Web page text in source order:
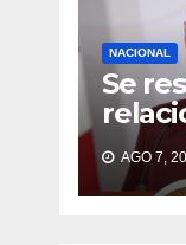
NACIONAL
Se
AGO 7,